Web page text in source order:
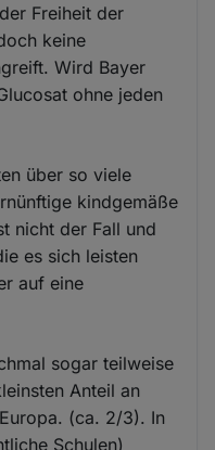
Freiheit der
keine
Wird Bayer
ohne jeden
über so viele
kindgemäße
nicht der Fall und
es sich leisten
auf eine
sogar teilweise
Anteil an
(ca. 2/3). In
Schulen)